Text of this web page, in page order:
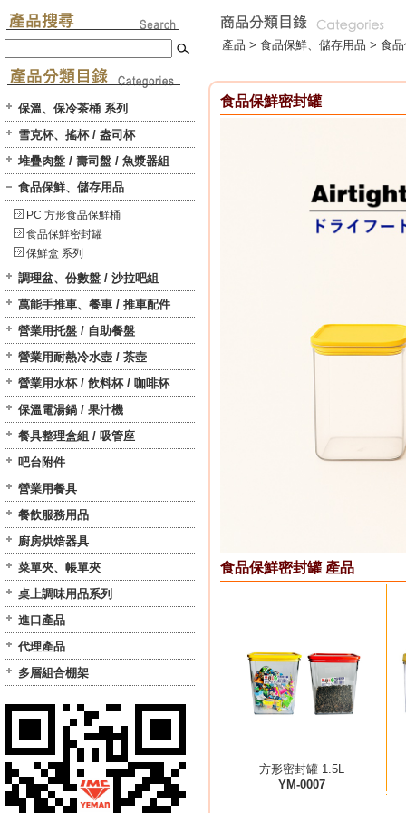
保溫、保冷茶桶 系列
雪克杯、搖杯 / 盎司杯
堆疊肉盤 / 壽司盤 / 魚漿器組
食品保鮮、儲存用品
PC 方形食品保鮮桶
食品保鮮密封罐
保鮮盒 系列
調理盆、份數盤 / 沙拉吧組
萬能手推車、餐車 / 推車配件
營業用托盤 / 自助餐盤
營業用耐熱冷水壺 / 茶壺
營業用水杯 / 飲料杯 / 咖啡杯
保溫電湯鍋 / 果汁機
餐具整理盒組 / 吸管座
吧台附件
營業用餐具
餐飲服務用品
廚房烘焙器具
菜單夾、帳單夾
桌上調味用品系列
進口產品
代理產品
多層組合棚架
產品 > 食品保鮮、儲存用品 > 食
食品保鮮密封罐
食品保鮮密封罐 產品
方形密封罐 1.5L
YM-0007